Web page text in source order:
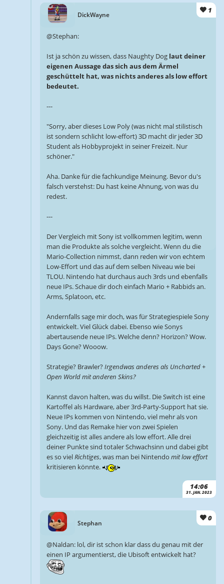
DickWayne
1
14:06
31. JAN. 2023
@Stephan:
Ist ja schön zu wissen, dass Naughty Dog laut deiner
eigenen Aussage das sich aus dem Ärmel
geschüttelt hat, was nichts anderes als low effort
bedeutet.
---
"Sorry, aber dieses Low Poly (was nicht mal stilistisch
ist sondern schlicht low-effort) 3D macht dir jeder 3D
Student als Hobbyprojekt in seiner Freizeit. Nur
schöner."
Aha. Danke für die fachkundige Meinung. Bevor du's
falsch verstehst: Du hast keine Ahnung, von was du
redest.
---
Der Vergleich mit Sony ist vollkommen legitim, wenn
man die Produkte als solche vergleicht. Wenn du die
Mario-Collection nimmst, dann reden wir von echtem
Low-Effort und das auf dem selben Niveau wie bei
TLOU. Nintendo hat durchaus auch 3rds und ebenfalls
neue IPs. Schaue dir doch einfach Mario + Rabbids an.
Arms, Splatoon, etc.
Andernfalls sage mir doch, was für Strategiespiele Sony
entwickelt. Viel Glück dabei. Ebenso wie Sonys
abertausende neue IPs. Welche denn? Horizon? Wow.
Days Gone? Wooow.
Strategie? Brawler?Irgendwas anderes als Uncharted +
Open World mit anderen Skins?
Kannst davon halten, was du willst. Die Switch ist eine
Kartoffel als Hardware, aber 3rd-Party-Support hat sie.
Neue IPs kommen von Nintendo, viel mehr als von
Sony. Und das Remake hier von zwei Spielen
gleichzeitig ist alles andere als low effort. Alle drei
deiner Punkte sind totaler Schwachsinn und dabei gibt
es so vielRichtiges, was man bei Nintendo mit low effort
kritisieren könnte.
Stephan
0
@Naldan: lol, dir ist schon klar dass du genau mit der
einen IP argumentierst, die Ubisoft entwickelt hat?